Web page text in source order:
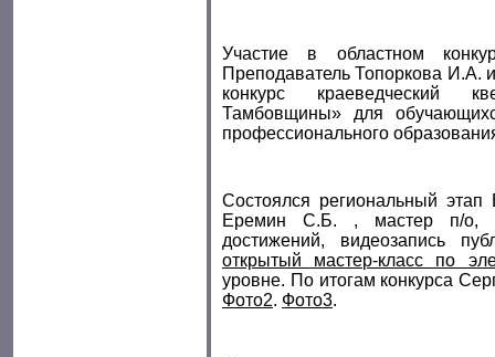
Участие в областном
Преподаватель Топоркова И.А.
конкурс краеведческий
Тамбовщины» для
профессионального
Состоялся региональный этап
Еремин С.Б. , мастер п/о,
достижений, видеозапись
открытый мастер-класс по
уровне. По итогам конкурса
Фото2. Фото3.